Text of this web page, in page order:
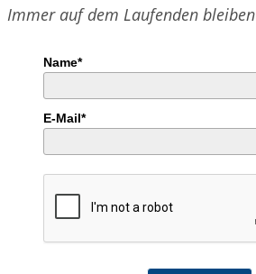
Immer auf dem Laufenden bleiben
Name*
E-Mail*